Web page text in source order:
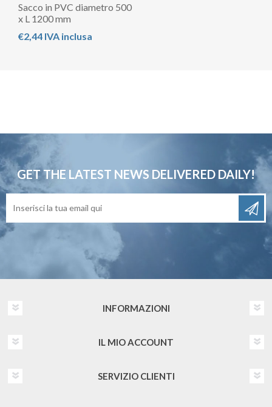
Sacco in PVC diametro 500
x L 1200 mm
€2,44 IVA inclusa
GET THE LATEST NEWS DELIVERED DAILY!
INFORMAZIONI
IL MIO ACCOUNT
SERVIZIO CLIENTI